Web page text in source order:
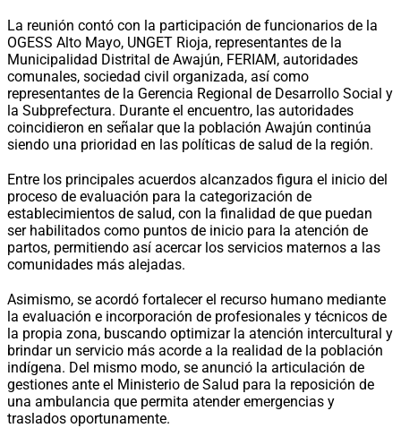
La reunión contó con la participación de funcionarios de la
OGESS Alto Mayo, UNGET Rioja, representantes de la
Municipalidad Distrital de Awajún, FERIAM, autoridades
comunales, sociedad civil organizada, así como
representantes de la Gerencia Regional de Desarrollo Social y
la Subprefectura. Durante el encuentro, las autoridades
coincidieron en señalar que la población Awajún continúa
siendo una prioridad en las políticas de salud de la región.
Entre los principales acuerdos alcanzados figura el inicio del
proceso de evaluación para la categorización de
establecimientos de salud, con la finalidad de que puedan
ser habilitados como puntos de inicio para la atención de
partos, permitiendo así acercar los servicios maternos a las
comunidades más alejadas.
Asimismo, se acordó fortalecer el recurso humano mediante
la evaluación e incorporación de profesionales y técnicos de
la propia zona, buscando optimizar la atención intercultural y
brindar un servicio más acorde a la realidad de la población
indígena. Del mismo modo, se anunció la articulación de
gestiones ante el Ministerio de Salud para la reposición de
una ambulancia que permita atender emergencias y
traslados oportunamente.